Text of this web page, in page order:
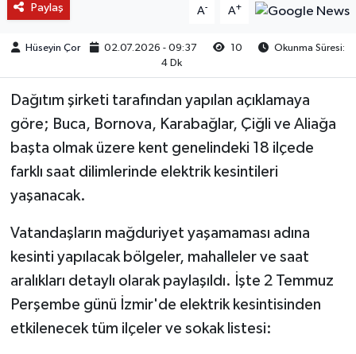
Paylaş A- A+
Hüseyin Çor 02.07.2026 - 09:37 10
Okunma Süresi:
4 Dk
Dağıtım şirketi tarafından yapılan açıklamaya
göre; Buca, Bornova, Karabağlar, Çiğli ve Aliağa
başta olmak üzere kent genelindeki 18 ilçede
farklı saat dilimlerinde elektrik kesintileri
yaşanacak.
Vatandaşların mağduriyet yaşamaması adına
kesinti yapılacak bölgeler, mahalleler ve saat
aralıkları detaylı olarak paylaşıldı. İşte 2 Temmuz
Perşembe günü İzmir'de elektrik kesintisinden
etkilenecek tüm ilçeler ve sokak listesi: